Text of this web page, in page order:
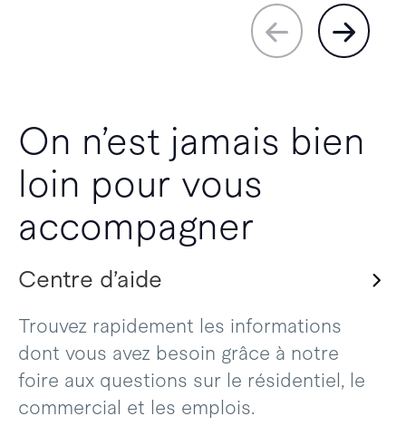
On n’est jamais bien
loin pour vous
accompagner
Centre d’aide
Trouvez rapidement les informations
dont vous avez besoin grâce à notre
foire aux questions sur le résidentiel, le
commercial et les emplois.